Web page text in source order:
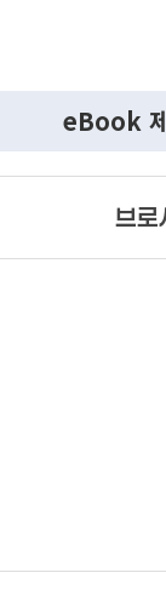
eBook
브로